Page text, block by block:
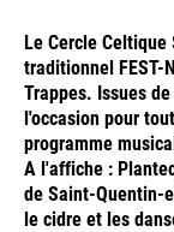
Le Cercle
traditionnel FEST-
Trappes. Issues
l'occasion pour
programme
A l'affiche :
de Saint-Quentin-
le cidre et les